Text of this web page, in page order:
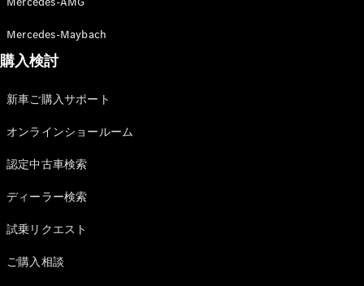
Mercedes-Maybach
購入検討
新車ご購入サポート
オンラインショールーム
認定中古車検索
ディーラー検索
試乗リクエスト
ご購入相談